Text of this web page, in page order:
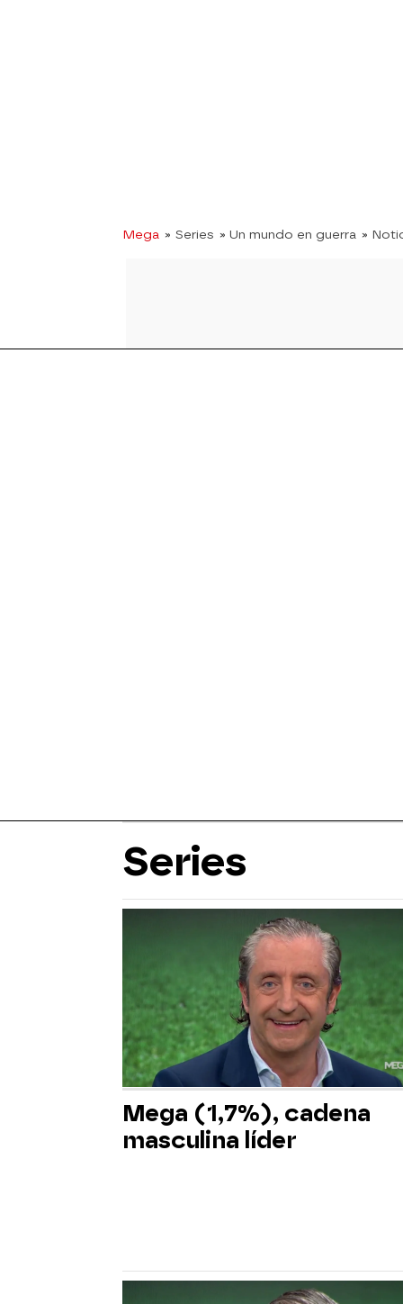
Mega » Series » Un mundo en guerra »
Series
Mega (1,7%), cadena
masculina líder